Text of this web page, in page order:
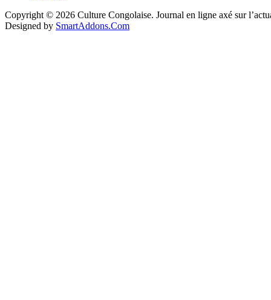
Copyright © 2026 Culture Congolaise. Journal en ligne axé sur
Designed by SmartAddons.Com